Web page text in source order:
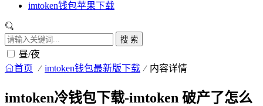
imtoken钱包苹果下载
搜 索
昼/夜
首页 imtoken钱包最新版下载 内容详情
imtoken冷钱包下载-imtoken 破产了怎么